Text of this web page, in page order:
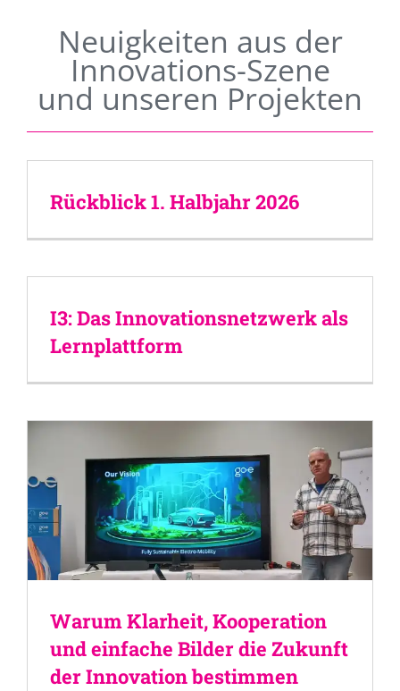
Neuigkeiten aus der
Innovations-Szene
und unseren Projekten
Rückblick 1. Halbjahr 2026
I3: Das Innovationsnetzwerk als
Lernplattform
Warum Klarheit, Kooperation
und einfache Bilder die Zukunft
der Innovation bestimmen